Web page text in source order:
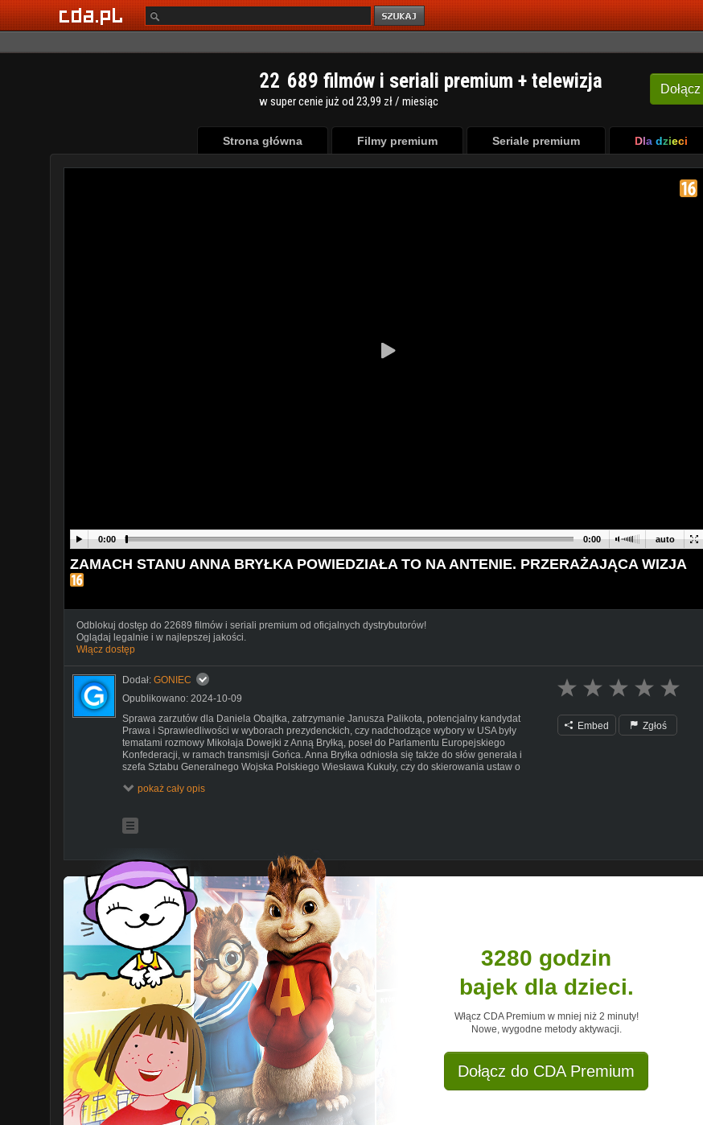
Dołącz
22 689 filmów i seriali premium + telewizja
w super cenie już od 23,99 zł / miesiąc
Strona główna Filmy premium Seriale premium Dla dzieci
auto
0:00 0:00
ZAMACH STANU ANNA BRYŁKA POWIEDZIAŁA TO NA ANTENIE. PRZERAŻAJĄCA WIZJA
Odblokuj dostęp do 22689 filmów i seriali premium od oficjalnych dystrybutorów!
Oglądaj legalnie i w najlepszej jakości.
Włącz dostęp
Dodał: GONIEC
Opublikowano: 2024-10-09
Sprawa zarzutów dla Daniela Obajtka, zatrzymanie Janusza Palikota, potencjalny kandydat
Prawa i Sprawiedliwości w wyborach prezydenckich, czy nadchodzące wybory w USA były
tematami rozmowy Mikołaja Dowejki z Anną Bryłką, poseł do Parlamentu Europejskiego
Konfederacji, w ramach transmisji Gońca. Anna Bryłka odniosła się także do słów generała i
szefa Sztabu Generalnego Wojska Polskiego Wiesława Kukuły, czy do skierowania ustaw o
SUBSKRYBUJ KANAŁ:
Partnerem strategicznym kanału Goniec jest Aquaphor producent filtrów do uzdatniania wody
www.aquaphor.pl
materiał Iwona Wieczorek - ujawniamy całą prawdę ponad 900 tys. razy!
Na kanale Gońca obejrzysz także serię sond ulicznych Sonda Polska. To głos i problemy
zwykłych Polaków są dla nas najważniejsze!
Wydarzenia, polityka, gospodarka, Sejm, newsy, debaty, konferencje, relacje na żywo,
unikatowe shorts w tych tematach czujemy się najlepiej!
Wywiady z najbardziej znanymi postaciami polskiej sceny politycznej. Od Platformy
Obywatelskiej, Lewicy, PiS, po Konfederację. Tylko u nas doszło do wyjątkowej debaty
Antoniego Macierewicza z Krzysztofem Bosakiem. Mówimy, jak jest.
Nasze strony w Internecie:
https://goniec.pl
Facebook - https://www.facebook.com/goniecpl
Tik toku -https://www.tiktok.com/@goniec.pl
Nasze kanały:
Goniec -
https://www.youtube.com/@goniecredakcja
Świat Gwiazd - https://www.youtube.com/@swiatgwiazdpl
Rolnik Info - https://www.youtube.com/@RolnikInfo
Goniec Sport -https://www.youtube.com/@goniecsport/
Goniec Extra -https://www.youtube.com/@GONIECEXTRA
#annabryłka #bryłka #kaczyński #jarosławkaczyński #goniec
pokaż cały opis
Embed Zgłoś
3280 godzin
bajek dla dzieci.
Włącz CDA Premium w mniej niż 2 minuty!
Nowe, wygodne metody aktywacji.
Dołącz do CDA Premium